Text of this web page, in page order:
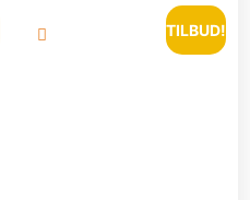
TILBUD!